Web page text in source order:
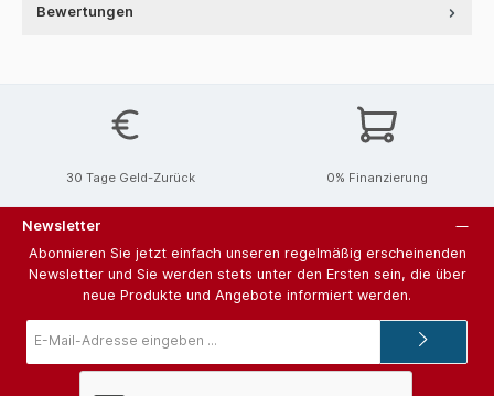
Bewertungen
30 Tage Geld-Zurück 0% Finanzierung
Newsletter
Abonnieren Sie jetzt einfach unseren regelmäßig erscheinenden
Newsletter und Sie werden stets unter den Ersten sein, die über
neue Produkte und Angebote informiert werden.
Mail-